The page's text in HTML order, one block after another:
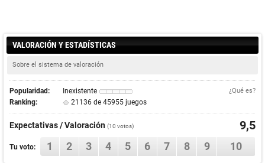
VALORACIÓN Y ESTADÍSTICAS
Sobre el sistema de valoración
Popularidad: Inexistente ¿Qué es?
Ranking: 21136 de 45955 juegos
Expectativas / Valoración (10 votos) 9,5
Tu voto: 1 2 3 4 5 6 7 8 9 10